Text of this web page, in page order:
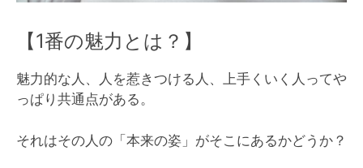
【1番の魅力とは？】
魅力的な人、人を惹きつける人、上手くいく人ってや
っぱり共通点がある。
それはその人の「本来の姿」がそこにあるかどうか？